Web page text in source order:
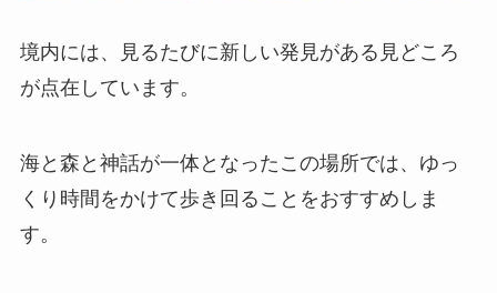
境内には、見るたびに新しい発見がある見どころ
が点在しています。
海と森と神話が一体となったこの場所では、ゆっ
くり時間をかけて歩き回ることをおすすめしま
す。